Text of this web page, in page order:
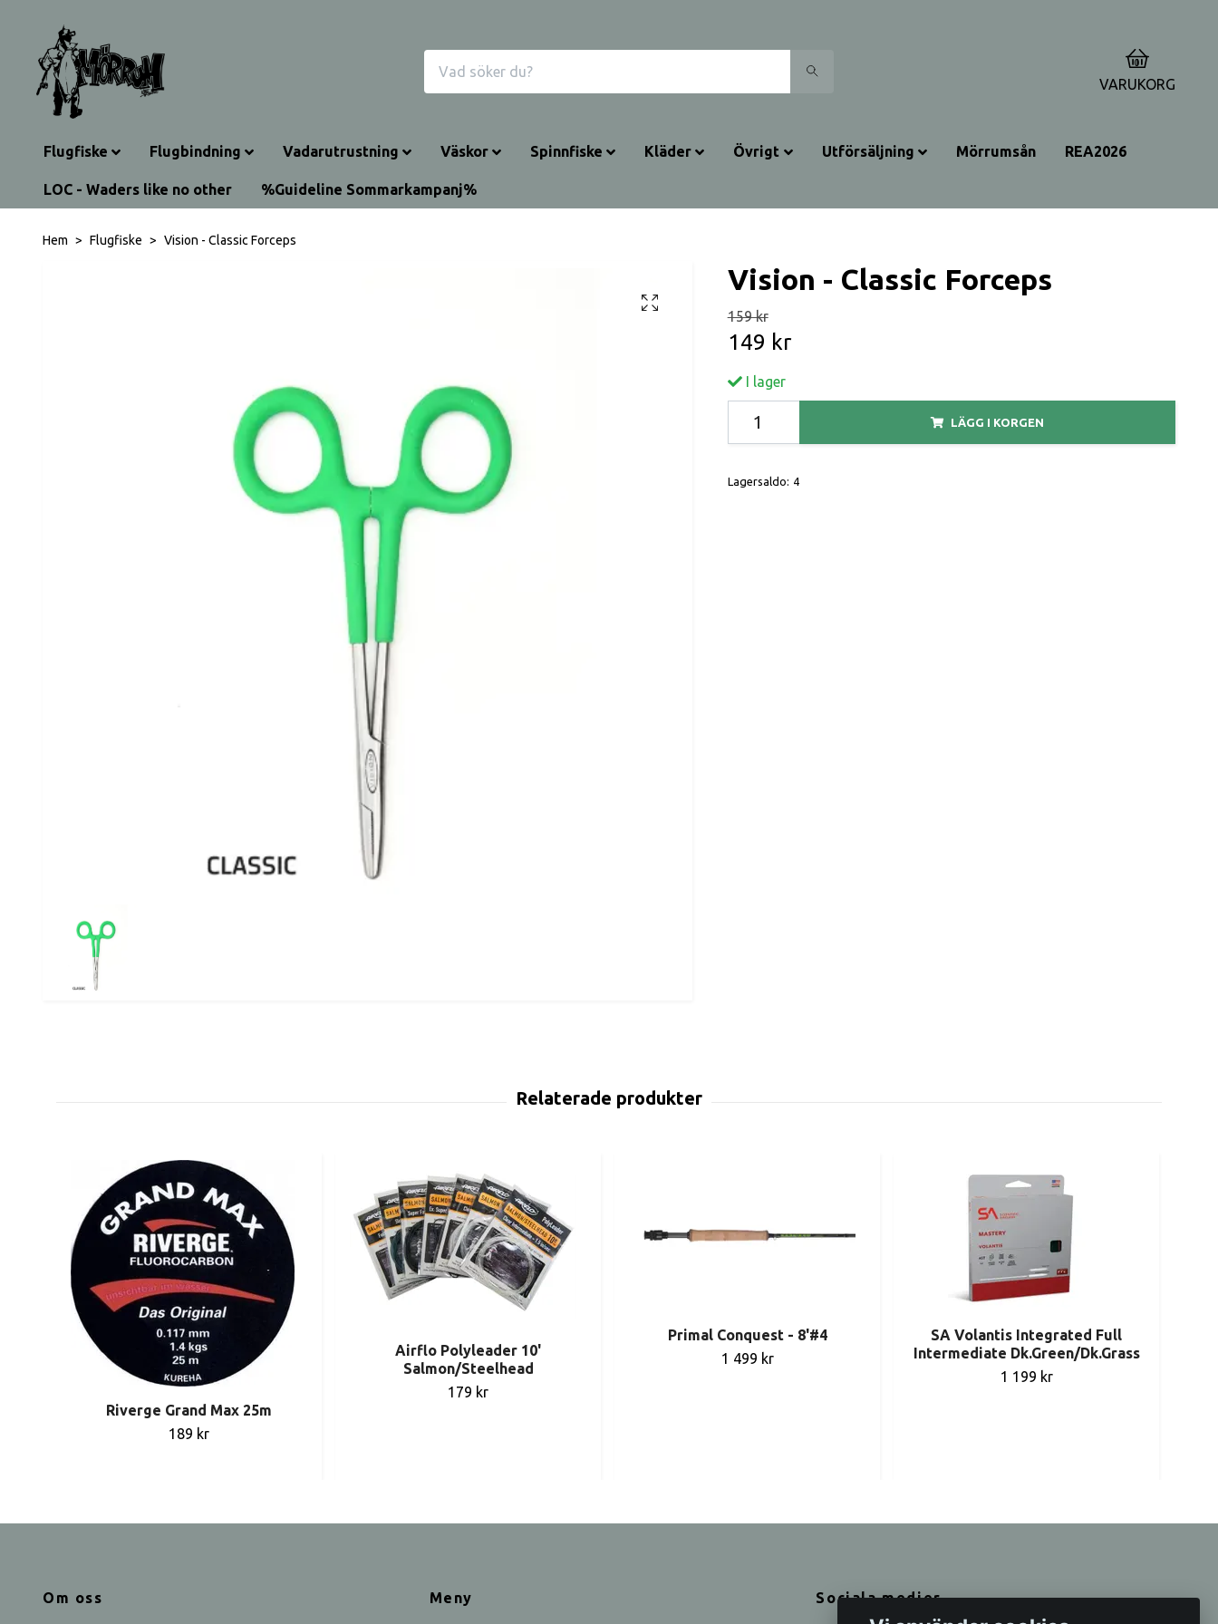
0
VARUKORG
Flugfiske Flugbindning Vadarutrustning Väskor Spinnfiske Kläder Övrigt Utförsäljning Mörrumsån REA2026
LOC - Waders like no other %Guideline Sommarkampanj%
Hem Flugfiske Vision - Classic Forceps
Vision - Classic Forceps
159 kr
149 kr
I lager
LÄGG I KORGEN
Lagersaldo: 4
Riverge Grand Max 25m
189 kr
Airflo Polyleader 10'
Salmon/Steelhead
179 kr
Primal Conquest - 8'#4
1 499 kr
SA Volantis Integrated Full
Intermediate Dk.Green/Dk.Grass
1 199 kr
Om oss Meny Sociala medier